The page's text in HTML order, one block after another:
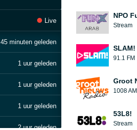
Live
45 minuten geleden
1 uur geleden
1 uur geleden
1 uur geleden
2 uur geleden
NPO
Stream
SLAM!
91.1 FM
Groot
1008 AM
53L8!
Stream